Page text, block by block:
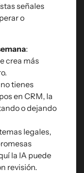
señales
o
:
crea más
no tienes
en CRM, la
o dejando
legales,
la IA puede
revisión.